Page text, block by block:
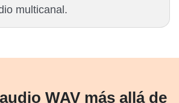
multicanal.
WAV más allá de